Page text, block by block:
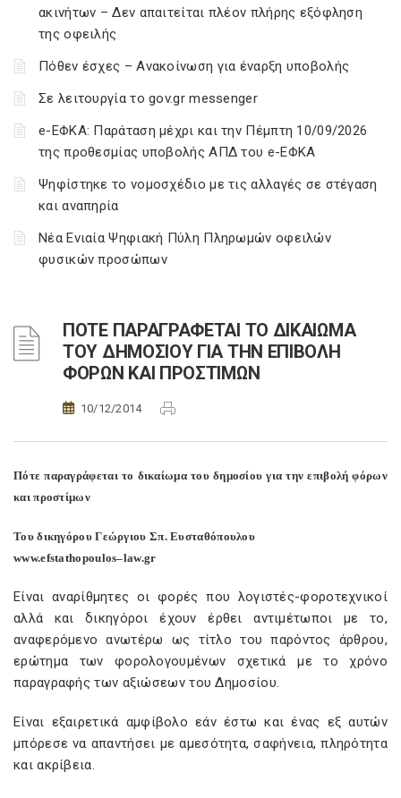
ακινήτων – Δεν απαιτείται πλέον πλήρης εξόφληση
της οφειλής
Πόθεν έσχες – Ανακοίνωση για έναρξη υποβολής
Σε λειτουργία το gov.gr messenger
e-ΕΦΚΑ: Παράταση μέχρι και την Πέμπτη 10/09/2026
της προθεσμίας υποβολής ΑΠΔ του e-ΕΦΚΑ
Ψηφίστηκε το νομοσχέδιο με τις αλλαγές σε στέγαση
και αναπηρία
Νέα Ενιαία Ψηφιακή Πύλη Πληρωμών οφειλών
φυσικών προσώπων
ΠΟΤΕ ΠΑΡΑΓΡΑΦΕΤΑΙ ΤΟ ΔΙΚΑΙΩΜΑ
ΤΟΥ ΔΗΜΟΣΙΟΥ ΓΙΑ ΤΗΝ ΕΠΙΒΟΛΗ
ΦΟΡΩΝ ΚΑΙ ΠΡΟΣΤΙΜΩΝ
10/12/2014
Πότε παραγράφεται το δικαίωμα του δημοσίου για την επιβολή φόρων
και προστίμων
Του δικηγόρου Γεώργιου Σπ. Ευσταθόπουλου
www.efstathopoulos–law.gr
Είναι αναρίθμητες οι φορές που λογιστές-φοροτεχνικοί
αλλά και δικηγόροι έχουν έρθει αντιμέτωποι με το,
αναφερόμενο ανωτέρω ως τίτλο του παρόντος άρθρου,
ερώτημα των φορολογουμένων σχετικά με το χρόνο
παραγραφής των αξιώσεων του Δημοσίου.
Είναι εξαιρετικά αμφίβολο εάν έστω και ένας εξ αυτών
μπόρεσε να απαντήσει με αμεσότητα, σαφήνεια, πληρότητα
και ακρίβεια.